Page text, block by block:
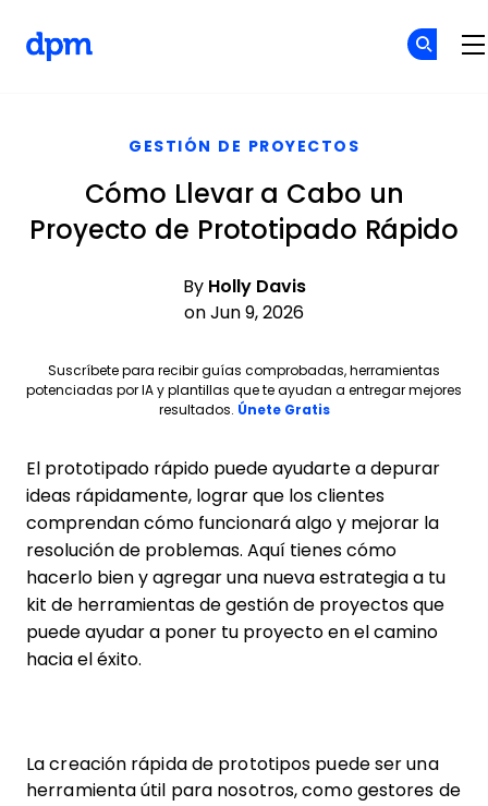
GESTIÓN DE PROYECTOS
Cómo Llevar a Cabo un
Proyecto de Prototipado Rápido
By Holly Davis
on Jun 9, 2026
Suscríbete para recibir guías comprobadas, herramientas
potenciadas por IA y plantillas que te ayudan a entregar mejores
resultados. Únete GratisOpens new window
El prototipado rápido puede ayudarte a depurar
ideas rápidamente, lograr que los clientes
comprendan cómo funcionará algo y mejorar la
resolución de problemas. Aquí tienes cómo
hacerlo bien y agregar una nueva estrategia a tu
kit de herramientas de gestión de proyectos que
puede ayudar a poner tu proyecto en el camino
hacia el éxito.
La creación rápida de prototipos puede ser una
herramienta útil para nosotros, como gestores de